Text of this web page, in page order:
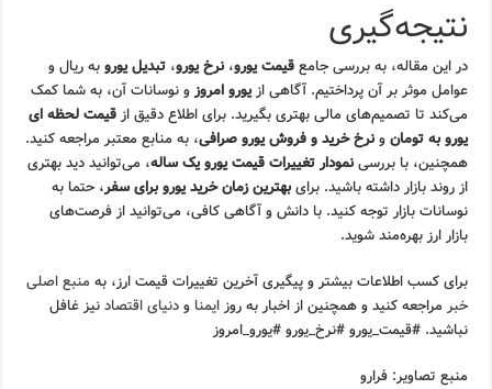
نتیجه‌گیری
در این مقاله، به بررسی جامعقیمت یورو،نرخ یورو،تبدیل یوروبه ریال و
عوامل موثر بر آن پرداختیم. آگاهی ازیورو امروزو نوسانات آن، به شما کمک
می‌کند تا تصمیم‌های مالی بهتری بگیرید. برای اطلاع دقیق ازقیمت لحظه ای
یورو به تومانونرخ خرید و فروش یورو صرافی، به منابع معتبر مراجعه کنید.
همچنین، با بررسینمودار تغییرات قیمت یورو یک ساله، می‌توانید دید بهتری
از روند بازار داشته باشید. برایبهترین زمان خرید یورو برای سفر، حتما به
نوسانات بازار توجه کنید. با دانش و آگاهی کافی، می‌توانید از فرصت‌های
بازار ارز بهره‌مند شوید.
برای کسب اطلاعات بیشتر و پیگیری آخرین تغییرات قیمت ارز، به منبع اصلی
خبر مراجعه کنید و همچنین از اخبار به روزایمنا ودنیای اقتصادنیز غافل
نباشید. #قیمت_یورو #نرخ_یورو #یورو_امروز
منبع تصاویر: فرارو